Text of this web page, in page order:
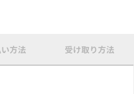
方法 受け取り方法